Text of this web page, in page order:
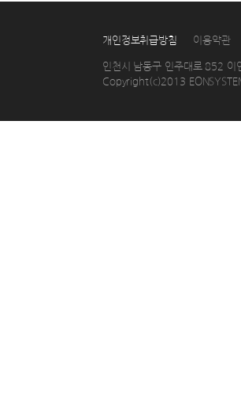
개인정보취급방침 이용약관
인천시 남동구 인주대로 852 이
Copyright(c)2013